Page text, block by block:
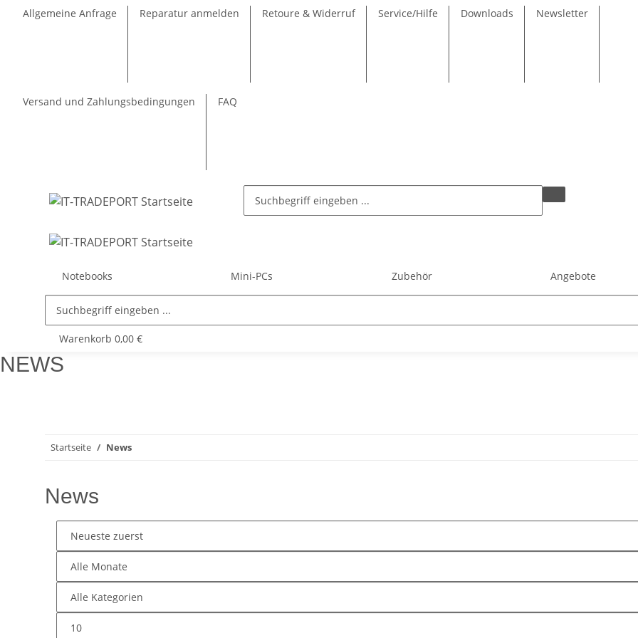
Allgemeine Anfrage Reparatur anmelden Retoure & Widerruf Service/Hilfe Downloads Newsletter
Versand und Zahlungsbedingungen FAQ
Notebooks Mini-PCs Zubehör Angebote
Warenkorb 0,00 €
NEWS
Startseite News
News